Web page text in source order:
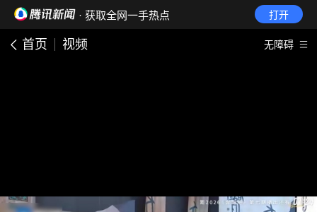
· 获取全网一手热点 打开
首页 视频 无障碍